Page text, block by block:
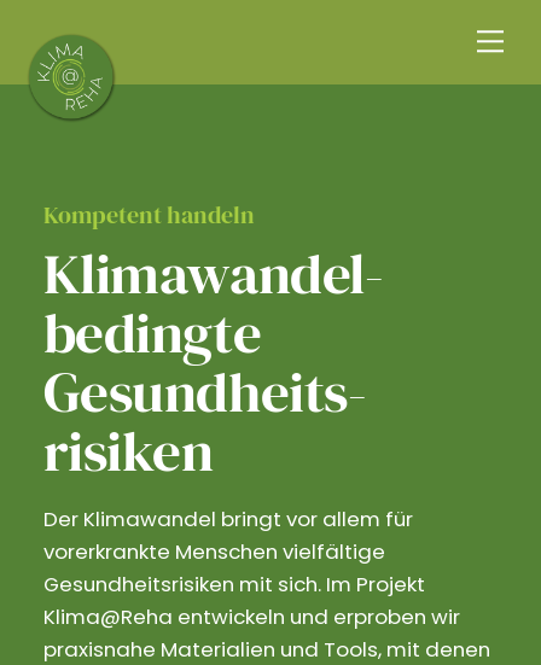
content
Kompetent handeln
Klimawandel­
bedingte
Gesundheits­
risiken
Der Klimawandel bringt vor allem für
vorerkrankte Menschen vielfältige
Gesundheitsrisiken mit sich. Im Projekt
Klima@Reha entwickeln und erproben wir
praxisnahe Materialien und Tools, mit denen